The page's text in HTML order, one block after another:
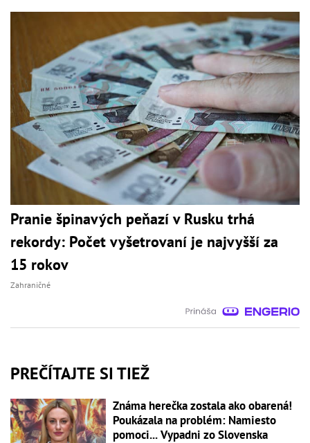
Pranie špinavých peňazí v Rusku trhá
rekordy: Počet vyšetrovaní je najvyšší za
15 rokov
Zahraničné
PREČÍTAJTE SI TIEŽ
Známa herečka zostala ako obarená!
Poukázala na problém: Namiesto
pomoci... Vypadni zo Slovenska